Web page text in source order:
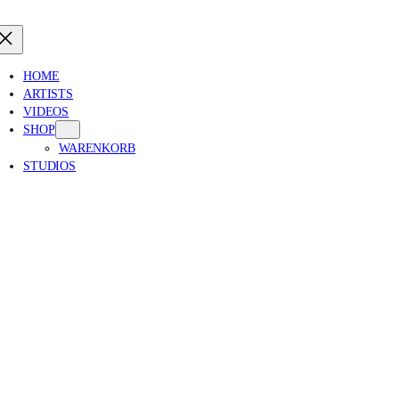
HOME
ARTISTS
VIDEOS
SHOP
WARENKORB
STUDIOS